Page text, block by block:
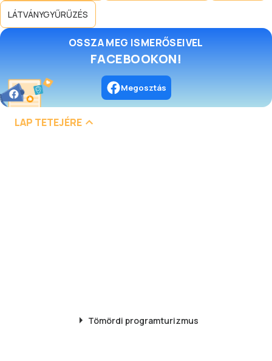
LÁTVÁNYGYŰRŰZÉS
OSSZA MEG ISMERŐSEIVEL
FACEBOOKON!
Megosztás
LAP TETEJÉRE
Tömördi programturizmus